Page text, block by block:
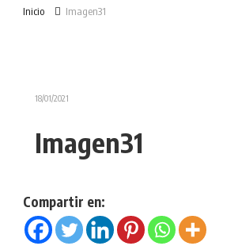
Inicio Imagen31
18/01/2021
Imagen31
Compartir en: